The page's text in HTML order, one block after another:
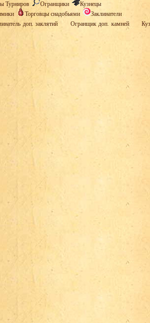
Турниров Огранщики
Кузнецы
Торговцы снадобьями
Заклинатели
доп. заклятий Огранщик доп. камней